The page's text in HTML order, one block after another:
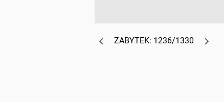
ZABYTEK: 1236/1330